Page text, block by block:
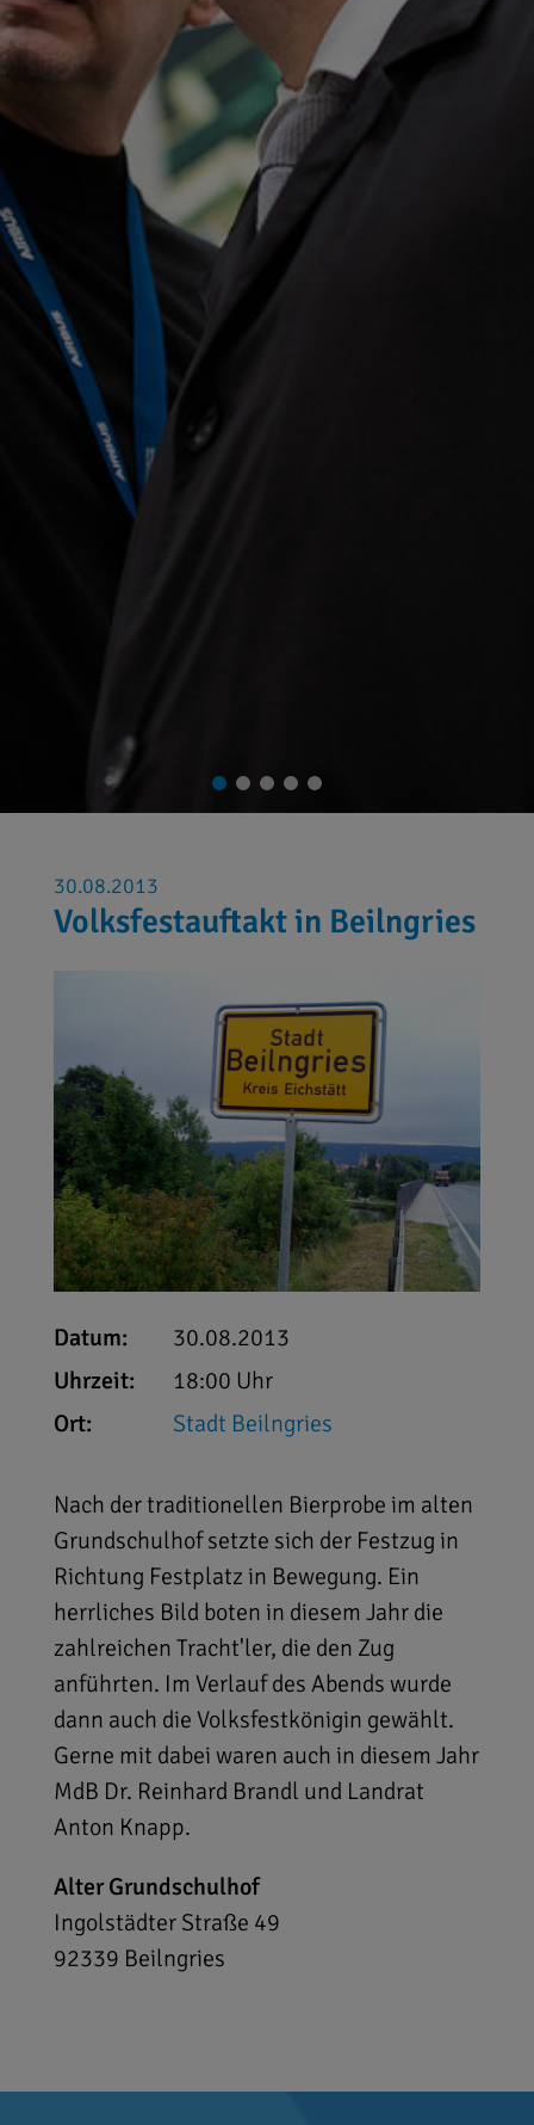
30.08.2013
Volksfestauftakt in Beilngries
Datum:
30.08.2013
Uhrzeit:
18:00 Uhr
Ort:
Stadt Beilngries
Nach der traditionellen Bierprobe im alten
Grundschulhof setzte sich der Festzug in
Richtung Festplatz in Bewegung. Ein
herrliches Bild boten in diesem Jahr die
zahlreichen Tracht'ler, die den Zug
anführten. Im Verlauf des Abends wurde
dann auch die Volksfestkönigin gewählt.
Gerne mit dabei waren auch in diesem Jahr
MdB Dr. Reinhard Brandl und Landrat
Anton Knapp.
Alter Grundschulhof
Ingolstädter Straße 49
92339 Beilngries